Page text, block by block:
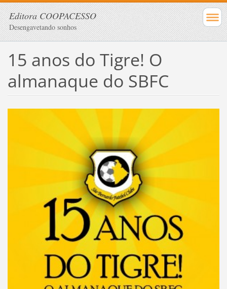
Editora COOPACESSO
Desengavetando sonhos
15 anos do Tigre! O
almanaque do SBFC